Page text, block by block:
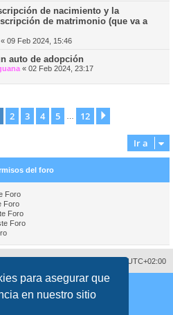
para asegurar que
en nuestro sitio
de nacimiento y la
de matrimonio (que va a
« 09 Feb 2024, 15:46
auto de adopción
« 02 Feb 2024, 23:17
de 12
2 3 4 5 12
Ir a
del foro
Foro
Foro
Foro
Foro
UTC+02:00
Todos los derechos reservados.
© phpBB Limited